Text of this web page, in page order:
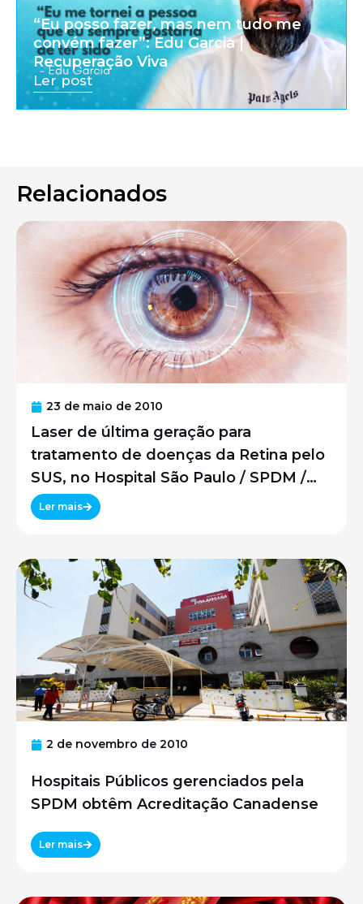
“Eu posso fazer, mas nem tudo me
convém fazer”: Edu Garcia |
Recuperação Viva
Ler post
Relacionados
23 de maio de 2010
Laser de última geração para
tratamento de doenças da Retina pelo
SUS, no Hospital São Paulo / SPDM /
UNIFESP
Ler mais
2 de novembro de 2010
Hospitais Públicos gerenciados pela
SPDM obtêm Acreditação Canadense
Ler mais